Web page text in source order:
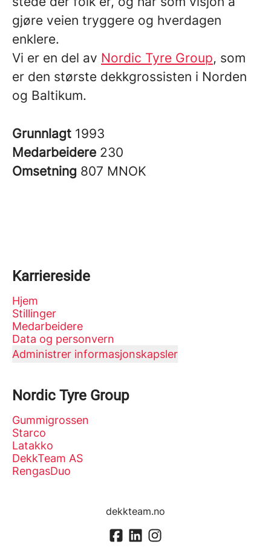
gjøre veien tryggere og hverdagen
enklere.
Vi er en del av Nordic Tyre Group, som
er den største dekkgrossisten i Norden
og Baltikum.
Grunnlagt 1993
Medarbeidere 230
Omsetning 807 MNOK
Karriereside
Hjem
Stillinger
Medarbeidere
Data og personvern
Administrer informasjonskapsler
Nordic Tyre Group
Gummigrossen
Starco
Latakko
DekkTeam AS
RengasDuo
dekkteam.no